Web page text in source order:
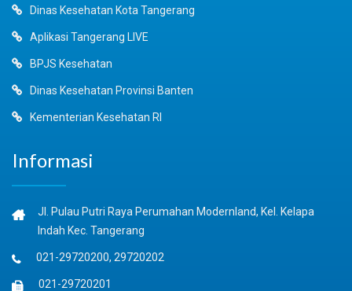
Dinas Kesehatan Kota Tangerang
Aplikasi Tangerang LIVE
BPJS Kesehatan
Dinas Kesehatan Provinsi Banten
Kementerian Kesehatan RI
Informasi
Jl. Pulau Putri Raya Perumahan Modernland, Kel. Kelapa
Indah Kec. Tangerang
021-29720200, 29720202
021-29720201